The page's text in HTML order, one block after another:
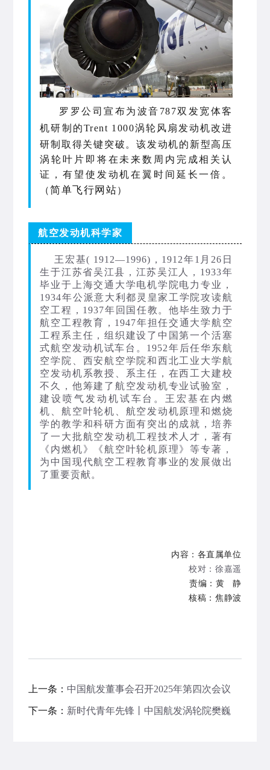
罗罗公司宣布为波音787双发宽体客
机研制的Trent 1000涡轮风扇发动机改进
研制取得关键突破。该发动机的 新型高压
涡轮 叶片即将在未来数周内完成相关认
证，有望使 发动机在翼时间延长一倍。
（简单飞行网站）
航空发动机科学家
王宏基( 1912—1996)，1912年1月26日
生于江苏省吴江县，江苏吴江人，1933年
毕业于上海交通大学电机学院电力专业，
1934年公派意大利都灵皇家工学院攻读航
空工程，1937年回国任教。他毕生致力于
航空工程教育，1947年担任交通大学航空
工程系主任，组织建设了中国第一个活塞
式航空发动机试车台。1952年后任华东航
空学院、西安航空学院和西北工业大学航
空发动机系教授、系主任，在西工大建校
不久，他筹建了航空发动机专业试验室，
建设喷气发动机试车台。王宏基在内燃
机、航空叶轮机、航空发动机原理和燃烧
学的教学和科研方面有突出的成就，培养
了一大批航空发动机工程技术人才，著有
《内燃机》《航空叶轮机原理》等专著，
为中国现代航空工程教育事业的发展做出
了重要贡献。
内容：各直属单位
校对：徐嘉遥
责编：黄 静
核稿：焦静波
上一条： 中国航发董事会召开2025年第四次会议
下一条： 新时代青年先锋丨中国航发涡轮院樊巍